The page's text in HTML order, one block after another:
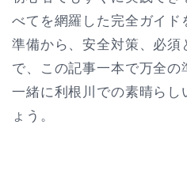
べてを網羅した完全ガイ
準備から、安全対策、必須
で、この記事一本で万全の
一緒に利根川での素晴らし
ょう。